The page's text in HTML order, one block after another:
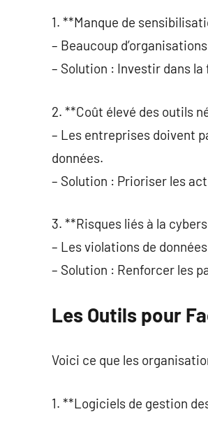
1. **Manque de
– Beaucoup
– Solution : Investir dans
2. **Coût élevé des outils
– Les entreprises doivent
données.
– Solution : Prioriser les
3. **Risques liés à la
– Les violations de
– Solution : Renforcer les
Les Outils pour
Voici ce que les
1. **Logiciels de gestion